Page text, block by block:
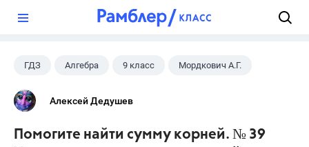
ГДЗ Алгебра 9 класс Мордкович А.Г.
Алексей Дедушев
Помогите найти сумму корней. № 39